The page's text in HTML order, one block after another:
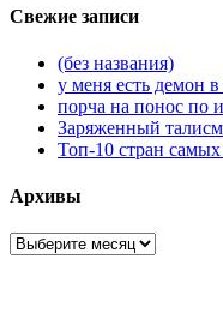
Свежие записи
(без названия)
у меня есть демон в
порча на понос по
Заряженный
Топ-10 стран самых
Архивы
Архивы